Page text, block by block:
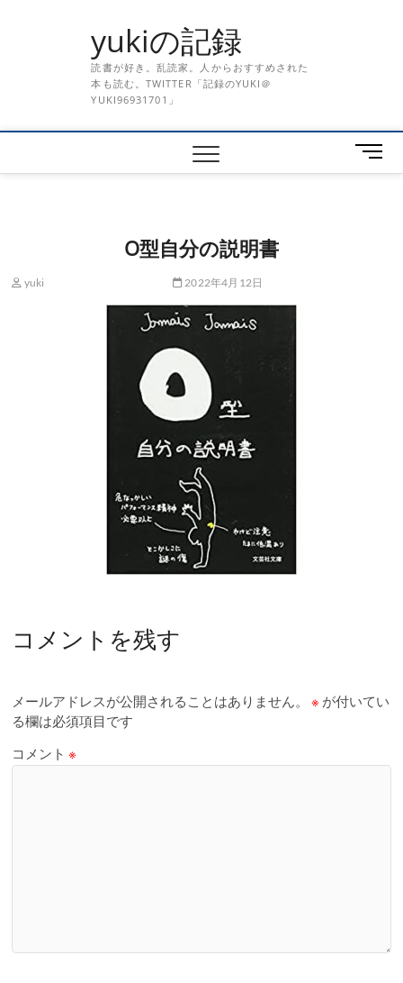
yukiの記録
読書が好き。乱読家。人からおすすめされた
本も読む。TWITTER「記録のYUKI＠
YUKI96931701」
メ
ニ
O型自分の説明書
yuki 2022年4月12日
コメントを残す
メールアドレスが公開されることはありません。 ※ が付いてい
る欄は必須項目です
コメント※